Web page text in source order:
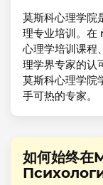
莫斯科心理学院
理专业培训。
心理学培训课程
理学界专家的认
莫斯科心理学院
手可热的专家。
如何始终